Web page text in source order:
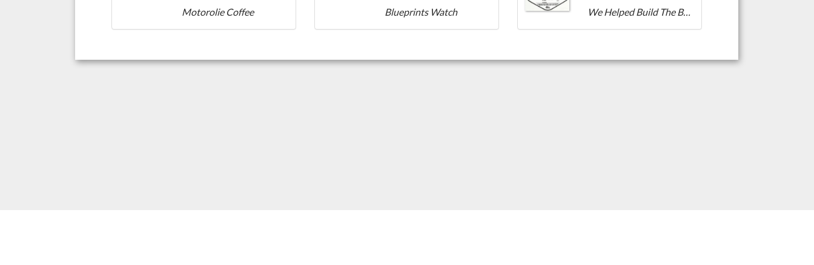
Motorolie Coffee
Blueprints Watch
We Helped Build The Brewery With This India Pale Ale